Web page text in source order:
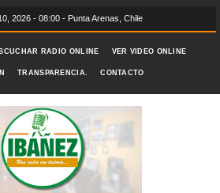
2026 - 08:00 - Punta Arenas, Chile
RADIO ONLINE VER VIDEO ONLINE
TRANSPARENCIA. CONTACTO